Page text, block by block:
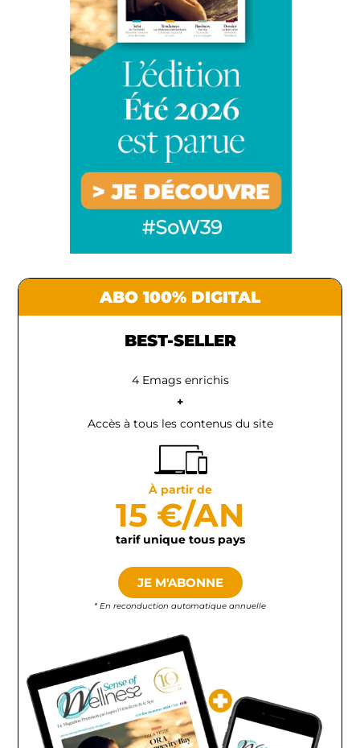
ABO 100% DIGITAL
BEST-SELLER
4 Emags enrichis
+
Accès à tous les contenus du site
À partir de
15 €/AN
tarif unique tous pays
JE M'ABONNE
* En reconduction automatique annuelle